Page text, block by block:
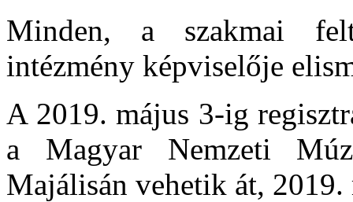
Minden, a szakmai
intézmény képviselője
A 2019. május 3-ig
a Magyar Nemzeti
Majálisán vehetik át, 2019.